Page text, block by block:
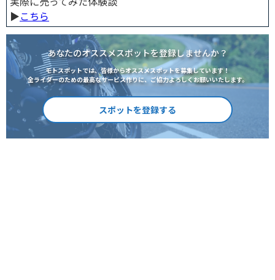
▶︎こちら
あなたのオススメスポットを登録しませんか？
モトスポットでは、皆様からオススメスポットを募集しています！
全ライダーのための最高なサービス作りに、ご協力よろしくお願いいたします。
スポットを登録する